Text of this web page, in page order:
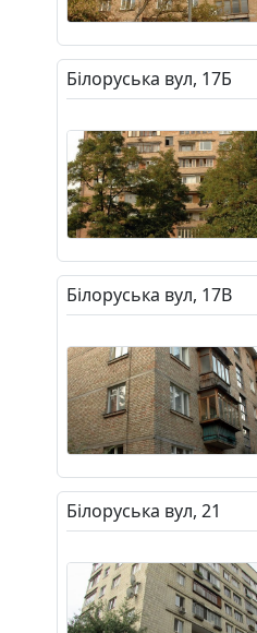
Білоруська вул, 17Б
Білоруська вул, 17В
Білоруська вул, 21